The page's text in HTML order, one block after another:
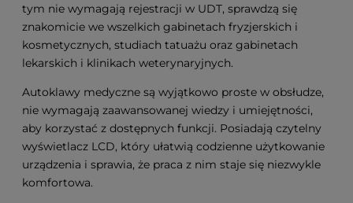
tym nie wymagają rejestracji w UDT, sprawdzą się
znakomicie we wszelkich gabinetach fryzjerskich i
kosmetycznych, studiach tatuażu oraz gabinetach
lekarskich i klinikach weterynaryjnych.
Autoklawy medyczne są wyjątkowo proste w obsłudze,
nie wymagają zaawansowanej wiedzy i umiejętności,
aby korzystać z dostępnych funkcji. Posiadają czytelny
wyświetlacz LCD, który ułatwią codzienne użytkowanie
urządzenia i sprawia, że praca z nim staje się niezwykle
komfortowa.